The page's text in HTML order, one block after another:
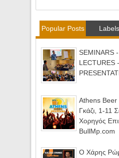
Popular Posts Labels
SEMINARS
LECTURES -
Athens
Γκάζι, 1-11
Χορηγός
BullMp.com
Ο Χάρης